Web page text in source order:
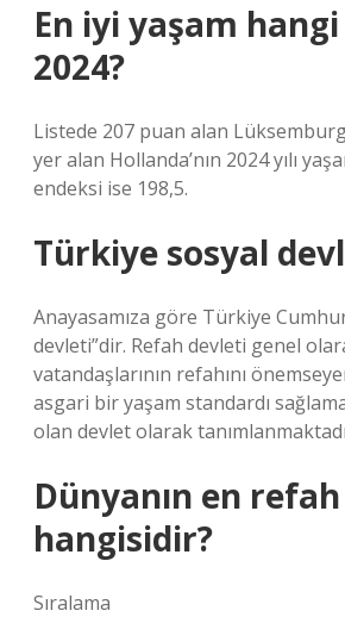
En iyi yaşam
2024?
Listede 207 puan alan
yer alan Hollanda’nın 2024 yılı
endeksi ise 198,5.
Türkiye sosyal
Anayasamıza göre Türkiye
devleti”dir. Refah devleti genel
vatandaşlarının refahını
asgari bir yaşam standardı
olan devlet olarak
Dünyanın en
hangisidir?
Sıralama